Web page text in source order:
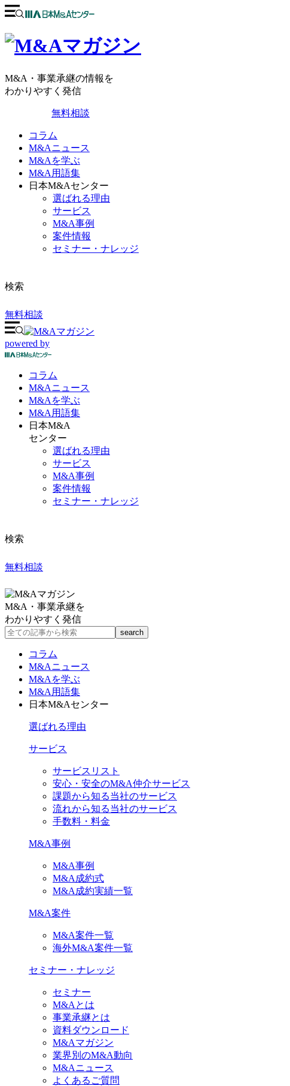
M&A・事業承継の情報を
わかりやすく発信
無料相談
コラム
M&Aニュース
M&Aを学ぶ
M&A用語集
日本M&Aセンター
選ばれる理由
サービス
M&A事例
案件情報
セミナー・ナレッジ
検索
無料相談
powered by
コラム
M&Aニュース
M&Aを学ぶ
M&A 用語集
日本M&A
センター
選ばれる理由
サービス
M&A事例
案件情報
セミナー・ナレッジ
検索
無料相談
M&A・事業承継を
わかりやすく発信
コラム
M&Aニュース
M&Aを学ぶ
M&A用語集
日本M&Aセンター
選ばれる理由
サービス
サービスリスト
安心・安全のM&A仲介サービス
課題から知る当社のサービス
流れから知る当社のサービス
手数料・料金
M&A事例
M&A事例
M&A成約式
M&A成約実績一覧
M&A案件
M&A案件一覧
海外M&A案件一覧
セミナー・ナレッジ
セミナー
M&Aとは
事業承継とは
資料ダウンロード
M&Aマガジン
業界別のM&A動向
M&Aニュース
よくあるご質問